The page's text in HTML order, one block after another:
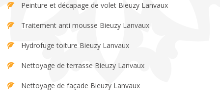
Peinture et décapage de volet Bieuzy Lanvaux
Traitement anti mousse Bieuzy Lanvaux
Hydrofuge toiture Bieuzy Lanvaux
Nettoyage de terrasse Bieuzy Lanvaux
Nettoyage de façade Bieuzy Lanvaux